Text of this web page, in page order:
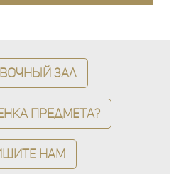
зал
предмета?
нам